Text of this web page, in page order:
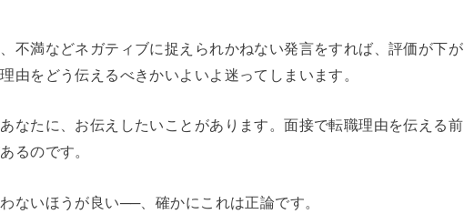
不満などネガティブに捉えられかねない発言をすれば、評価が下が
由をどう伝えるべきかいよいよ迷ってしまいます。
なたに、お伝えしたいことがあります。面接で転職理由を伝える前
るのです。
ないほうが良い──、確かにこれは正論です。